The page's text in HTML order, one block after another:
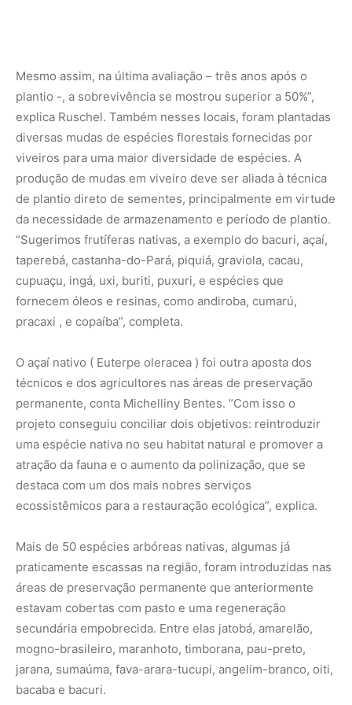
O açaí nativo ( Euterpe oleracea ) foi outra aposta dos
técnicos e dos agricultores nas áreas de preservação
permanente, conta Michelliny Bentes. “Com isso o
projeto conseguiu conciliar dois objetivos: reintroduzir
uma espécie nativa no seu habitat natural e promover a
atração da fauna e o aumento da polinização, que se
destaca com um dos mais nobres serviços
ecossistêmicos para a restauração ecológica”, explica.
Mais de 50 espécies arbóreas nativas, algumas já
praticamente escassas na região, foram introduzidas nas
áreas de preservação permanente que anteriormente
secundária empobrecida. Entre elas jatobá, amarelão,
mogno-brasileiro, maranhoto, timborana, pau-preto,
jarana, sumaúma, fava-arara-tucupi, angelim-branco, oiti,
bacaba e bacuri.
SAFs para reserva legal